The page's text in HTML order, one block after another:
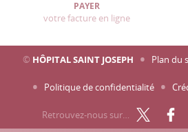
PAYER
votre facture en ligne
© HÔPITAL SAINT JOSEPH Plan du
Politique de confidentialité
Retrouvez-nous sur…